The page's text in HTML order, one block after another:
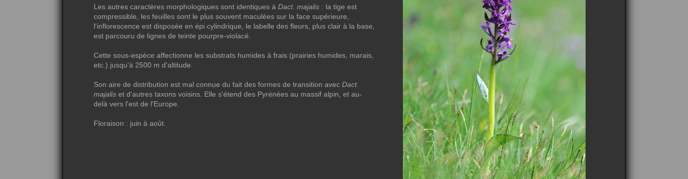
Les autres caractères morphologiques sont identiques à Dact. majalis : la tige est
compressible, les feuilles sont le plus souvent maculées sur la face supérieure,
l'inflorescence est disposée en épi cylindrique, le labelle des fleurs, plus clair à la base,
est parcouru de lignes de teinte pourpre-violacé.
Cette sous-espèce affectionne les substrats humides à frais (prairies humides, marais,
etc.) jusqu'à 2500 m d'altitude.
Son aire de distribution est mal connue du fait des formes de transition avec Dact.
majalis et d'autres taxons voisins. Elle s'étend des Pyrénées au massif alpin, et au-
delà vers l'est de l'Europe.
Floraison : juin à août.